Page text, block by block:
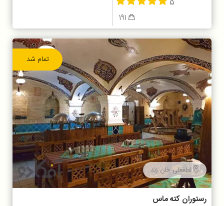
5
تمام شد
لطفعلی خان زند
رستوران کته ماس